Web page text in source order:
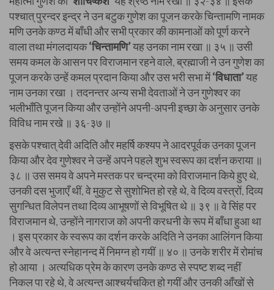
पश्चात् पुरन्दर इन्द्र ने उन बटुक गुणेश का पूजन करके चिन्तामणि नामक
मणि उनके कण्ठ में बाँधी और सभी प्रकार की कामनाओं को पूर्ण करने
वाला तथा मंगलदायक‘चिन्तामणि’यह उनका नाम रखा ॥ ३५ ॥ उसी
समय कमल के आसन पर विराजमान रहने वाले, ब्रह्माजी ने उन गुणेश का
पूजन करके उन्हें कमल प्रदान किया और उस भरी सभा में‘विधाता’यह
नाम उनका रखा । तदनन्तर अन्य सभी देवताओं ने उन गुणेश्वर का
भलीभाँति पूजन किया और उन्होंने अपनी-अपनी इच्छा के अनुसार उनके
विविध नाम रखे ॥ ३६-३७ ॥
इसके पश्चात् देवी अदिति और महर्षि कश्यप ने आदरपूर्वक उनका पूजन
किया और देव गुणेश्वर ने उन्हें अपने पहले शुभ स्वरूप का दर्शन कराया ॥
३८ ॥ उस समय वे अपने मस्तक पर चन्द्रमा को विराजमान किये हुए थे,
उनकी दस भुजाएँ थीं, वे मुकुट से सुशोभित हो रहे थे, वे दिव्य वस्त्रों, दिव्य
सुगन्धित विलेपन तथा दिव्य आभूषणों से विभूषित थे ॥ ३९ ॥ वे सिंह पर
विराजमान थे, उन्होंने नागराज को अपनी करधनी के रूप में बाँधा हुआ था
। इस प्रकार के स्वरूप का दर्शन करके अदिति ने उनका आलिंगन किया
और वे अत्यन्त स्नेहानन्द में निमग्न हो गयीं ॥ ४० ॥ उनके शरीर में रोमांच
हो आया । अत्यधिक प्रेम के कारण उनके कण्ठ से स्पष्ट शब्द नहीं
निकल पा रहे थे, वे अत्यन्त आश्चर्यचकित हो गयीं और उनकी आँखों से